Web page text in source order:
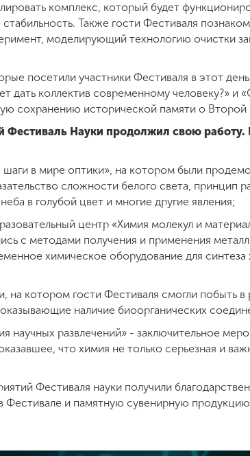
комплекс, который будет
Также гости Фестиваля
моделирующий технологию очистки
посетили участники Фестиваля в этот
дать коллектив современному человеку?» и
сохранению исторической памяти о
Фестиваль Науки продолжил свою
в мире оптики», на котором были
сложности белого света, принцип
в голубой цвет и многие другие явления;
центр «Химия молекул и
с методами получения и применения
химическое оборудование для
на котором гости Фестиваля смогли побыть
наличие биоорганических
научных развлечений» - заключительное
что химия не только серьезная и
Фестиваля науки получили
Фестивале и памятную сувенирную